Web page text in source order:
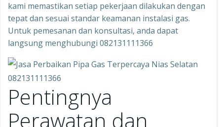
kami memastikan setiap pekerjaan dilakukan dengan
tepat dan sesuai standar keamanan instalasi gas.
Untuk pemesanan dan konsultasi, anda dapat
langsung menghubungi 082131111366
Pentingnya
Perawatan dan